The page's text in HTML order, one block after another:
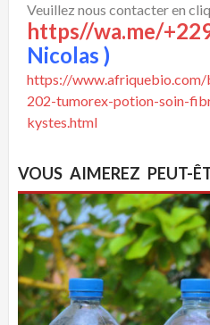
Veuillez nous contacter en
https//wa.me/
Nicolas )
https://
202-tumorex-potion-soin-
kystes.html
VOUS AIMEREZ PEUT-